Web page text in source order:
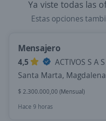
Ya viste todas las
Estas opciones
Mensajero
4,5
ACTIVOS S A S
Santa Marta, Magdalena
$ 2.300.000,00 (Mensual)
Hace 9 horas